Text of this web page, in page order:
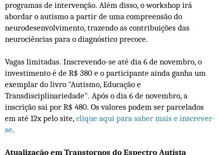
programas de intervenção. Além disso, o workshop irá
abordar o autismo a partir de uma compreensão do
neurodesenvolvimento, trazendo as contribuições das
neurociências para o diagnóstico precoce.
Vagas limitadas. Inscrevendo-se até dia 6 de novembro, o
investimento é de R$ 380 e o participante ainda ganha um
exemplar do livro "Autismo, Educação e
Transdisciplinariedade". Após o dia 6 de novembro, a
inscrição sai por R$ 480. Os valores podem ser parcelados
em até 12x pelo site, clique aqui para saber mais e inscrever-
se.
Atualização em Transtornos do Espectro Autista